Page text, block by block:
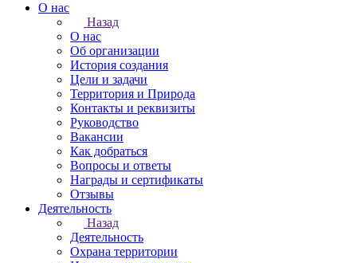
О нас
Назад
О нас
Об организации
История создания
Цели и задачи
Территория и Природа
Контакты и реквизиты
Руководство
Вакансии
Как добраться
Вопросы и ответы
Награды и сертификаты
Отзывы
Деятельность
Назад
Деятельность
Охрана территории